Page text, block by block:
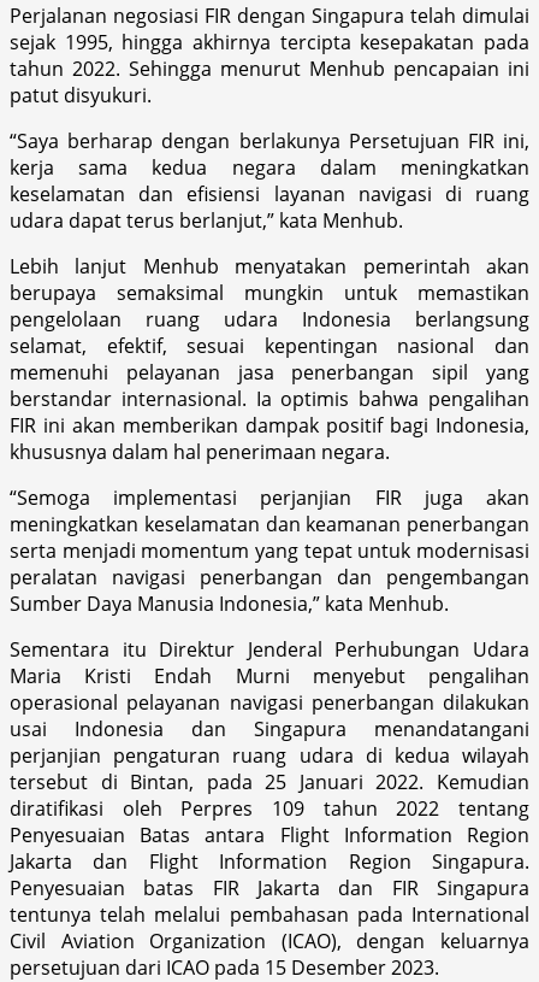
Perjalanan negosiasi FIR dengan Singapura telah dimulai
sejak 1995, hingga akhirnya tercipta kesepakatan pada
tahun 2022. Sehingga menurut Menhub pencapaian ini
patut disyukuri.
“Saya berharap dengan berlakunya Persetujuan FIR ini,
kerja sama kedua negara dalam meningkatkan
keselamatan dan efisiensi layanan navigasi di ruang
udara dapat terus berlanjut,” kata Menhub.
Lebih lanjut Menhub menyatakan pemerintah akan
berupaya semaksimal mungkin untuk memastikan
pengelolaan ruang udara Indonesia berlangsung
selamat, efektif, sesuai kepentingan nasional dan
memenuhi pelayanan jasa penerbangan sipil yang
berstandar internasional. Ia optimis bahwa pengalihan
FIR ini akan memberikan dampak positif bagi Indonesia,
khususnya dalam hal penerimaan negara.
“Semoga implementasi perjanjian FIR juga akan
meningkatkan keselamatan dan keamanan penerbangan
serta menjadi momentum yang tepat untuk modernisasi
peralatan navigasi penerbangan dan pengembangan
Sumber Daya Manusia Indonesia,” kata Menhub.
Sementara itu Direktur Jenderal Perhubungan Udara
Maria Kristi Endah Murni menyebut pengalihan
operasional pelayanan navigasi penerbangan dilakukan
usai Indonesia dan Singapura menandatangani
perjanjian pengaturan ruang udara di kedua wilayah
tersebut di Bintan, pada 25 Januari 2022. Kemudian
diratifikasi oleh Perpres 109 tahun 2022 tentang
Penyesuaian Batas antara Flight Information Region
Jakarta dan Flight Information Region Singapura.
Penyesuaian batas FIR Jakarta dan FIR Singapura
tentunya telah melalui pembahasan pada International
Civil Aviation Organization (ICAO), dengan keluarnya
persetujuan dari ICAO pada 15 Desember 2023.